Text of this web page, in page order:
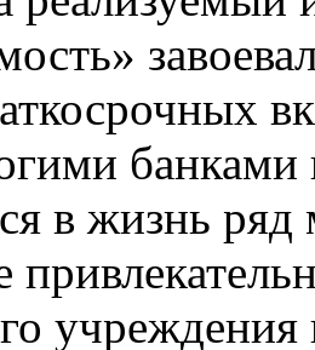
банками
в жизнь